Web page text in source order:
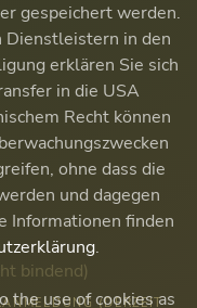
bindend)
(DERZEIT
gespeichert werden.
Dienstleistern in den
erklären Sie sich
in die USA
Recht können
ohne dass die
und dagegen
Informationen finden
.
the use of cookies as